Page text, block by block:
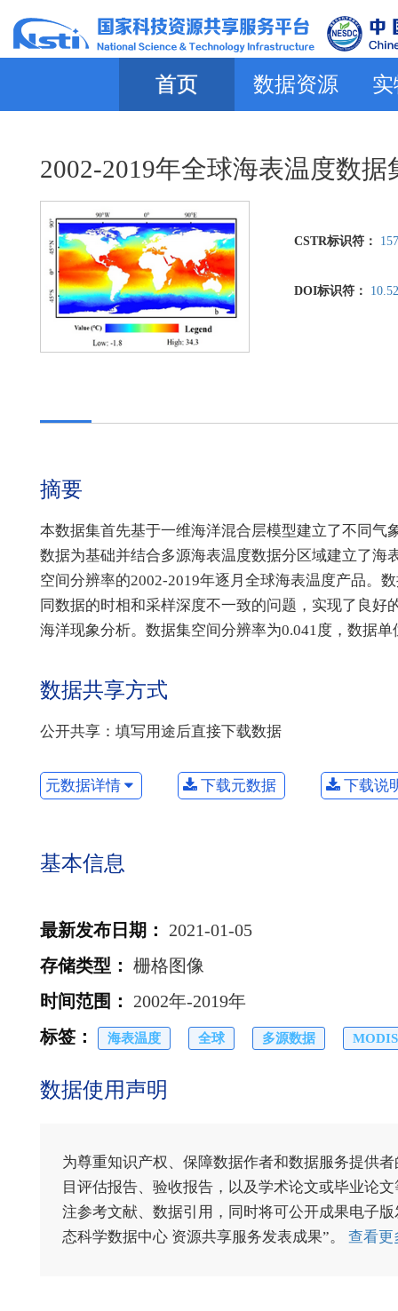
首页 数据资源
2002-2019年全球海表温度数据
CSTR标识符：
DOI标识符：
摘要
本数据集首先基于一维海洋混合层模型建立了不同气
数据为基础并结合多源海表温度数据分区域建立了
空间分辨率的2002-2019年逐月全球海表温度产品。
同数据的时相和采样深度不一致的问题，实现了良
海洋现象分析。数据集空间分辨率为0.041度，数据单
数据共享方式
公开共享：填写用途后直接下载数据
元数据详情 下载元数据 下载说
基本信息
最新发布日期 ：
2021-01-05
存储类型 ： 栅格图像
时间范围 ：
2002年-2019年
标签 ： 海表温度 全球 多源数据 MODIS
数据使用声明
为尊重知识产权、保障数据作者和数据服务提供
目评估报告、验收报告，以及学术论文或毕业论
注参考文献、数据引用，同时将可公开成果电子
态科学数据中心 资源共享服务发表成果”。 查看